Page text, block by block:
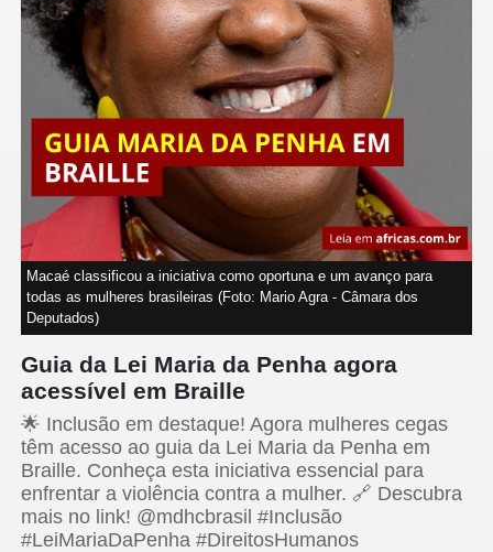
Macaé classificou a iniciativa como oportuna e um avanço para
todas as mulheres brasileiras (Foto: Mario Agra - Câmara dos
Deputados)
Guia da Lei Maria da Penha agora
acessível em Braille
🌟 Inclusão em destaque! Agora mulheres cegas
têm acesso ao guia da Lei Maria da Penha em
Braille. Conheça esta iniciativa essencial para
enfrentar a violência contra a mulher. 🔗 Descubra
mais no link! @mdhcbrasil #Inclusão
#LeiMariaDaPenha #DireitosHumanos